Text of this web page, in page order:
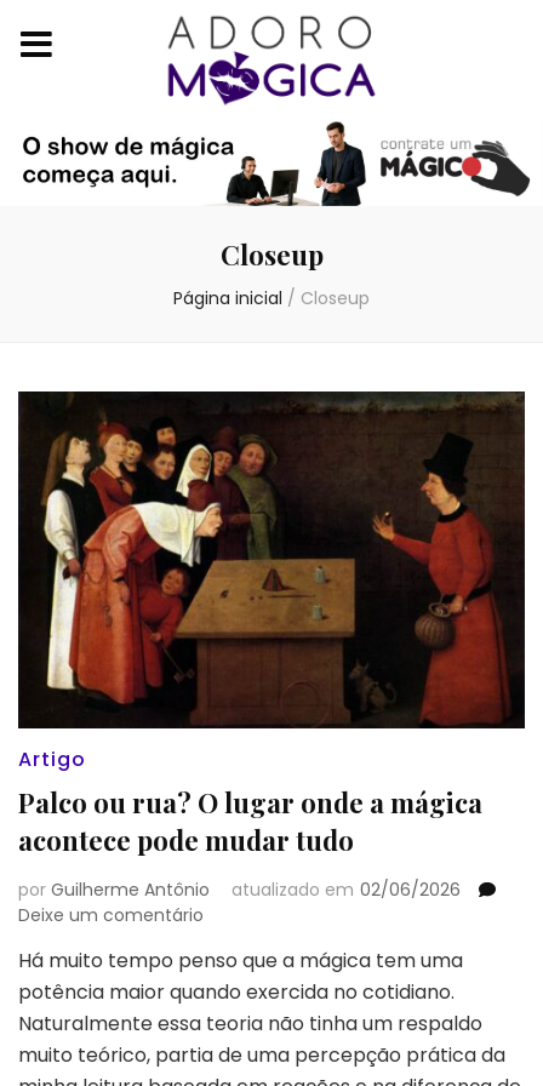
Closeup
Página inicial / Closeup
Artigo
Palco ou rua? O lugar onde a mágica
acontece pode mudar tudo
por Guilherme Antônio atualizado em 02/06/2026
Deixe um comentário
ou
rua?
O
lugar
onde
Há muito tempo penso que a mágica tem uma
potência maior quando exercida no cotidiano.
Naturalmente essa teoria não tinha um respaldo
muito teórico, partia de uma percepção prática da